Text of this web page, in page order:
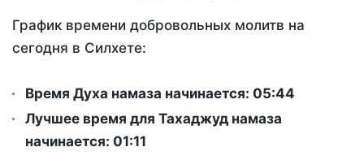
График времени добровольных молитв на
сегодня в Силхете:
Время Духа намаза начинается: 05:44
Лучшее время для Тахаджуд намаза
начинается: 01:11